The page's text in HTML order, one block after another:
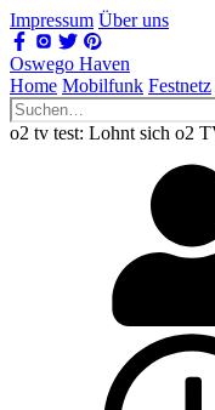
Impressum Über uns
Oswego Haven
Home Mobilfunk Festnetz
o2 tv test: Lohnt sich o2